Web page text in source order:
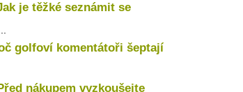
je těžké seznámit se
golfoví komentátoři šeptají
nákupem vyzkoušejte